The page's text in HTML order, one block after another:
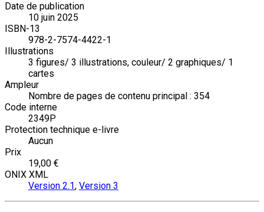
Date de publication
10 juin 2025
ISBN-13
978-2-7574-4422-1
Illustrations
3 figures/ 3 illustrations, couleur/ 2 graphiques/ 1
cartes
Ampleur
Nombre de pages de contenu principal : 354
Code interne
2349P
Protection technique e-livre
Aucun
Prix
19,00 €
ONIX XML
Version 2.1, Version 3